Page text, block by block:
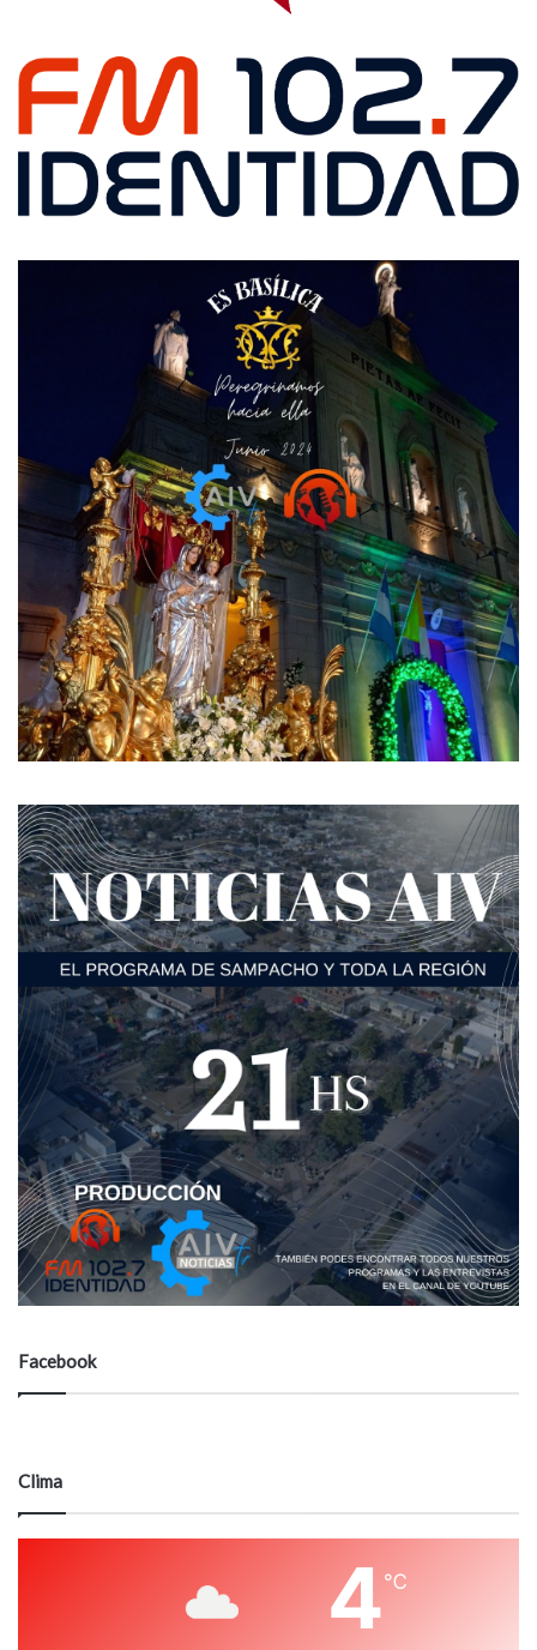
Facebook
Clima
4℃